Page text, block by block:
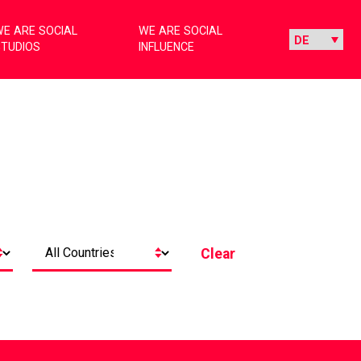
ARE SOCIAL
WE ARE SOCIAL
INFLUENCE
Clear